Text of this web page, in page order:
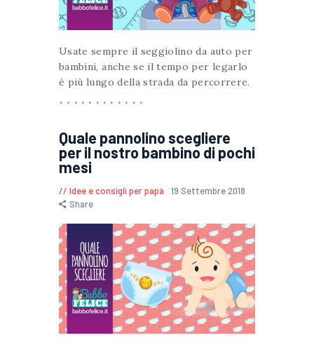
Usate sempre il seggiolino da auto per
bambini, anche se il tempo per legarlo
è più lungo della strada da percorrere.
Quale pannolino scegliere
per il nostro bambino di pochi
mesi
Idee e consigli per papà
19 Settembre 2018
Share